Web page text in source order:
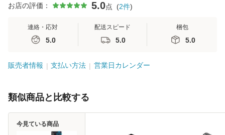
お店の評価： 5.0点 (2件)
連絡・応対
5.0
配送スピード
5.0
梱包
5.0
販売者情報 支払い方法 営業日カレンダー
類似商品と比較する
今見ている商品